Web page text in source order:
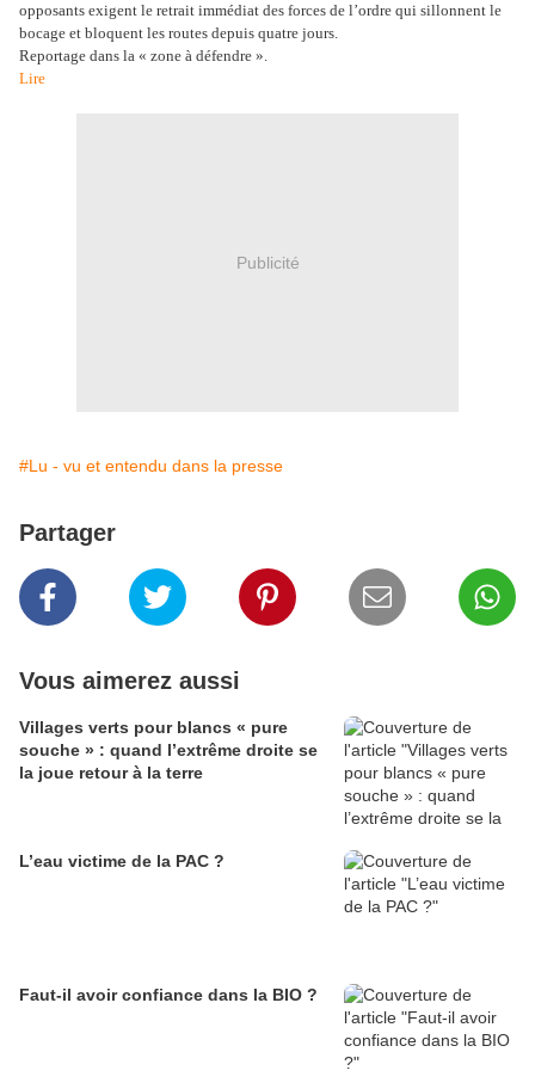
opposants exigent le retrait immédiat des forces de l’ordre qui sillonnent le
bocage et bloquent les routes depuis quatre jours.
Reportage dans la « zone à défendre ».
Lire
Publicité
#Lu - vu et entendu dans la presse
Partager
Vous aimerez aussi
Villages verts pour blancs « pure
souche » : quand l’extrême droite se
la joue retour à la terre
L’eau victime de la PAC ?
Faut-il avoir confiance dans la BIO ?